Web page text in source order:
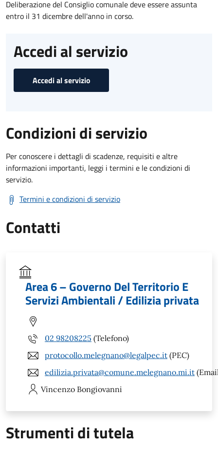
Deliberazione del Consiglio comunale deve essere assunta
entro il 31 dicembre dell'anno in corso.
Accedi al servizio
Accedi al servizio
Condizioni di servizio
Per conoscere i dettagli di scadenze, requisiti e altre
informazioni importanti, leggi i termini e le condizioni di
servizio.
Termini e condizioni di servizio
Contatti
Area 6 – Governo Del Territorio E
Servizi Ambientali / Edilizia privata
02 98208225 (Telefono)
protocollo.melegnano@legalpec.it (PEC)
edilizia.privata@comune.melegnano.mi.it
Vincenzo Bongiovanni
Strumenti di tutela